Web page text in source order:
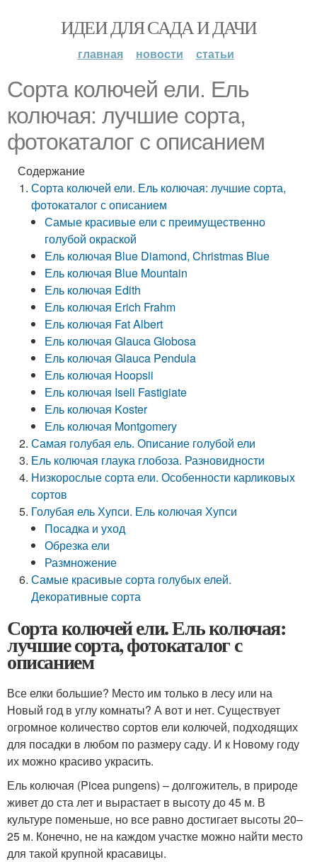
ИДЕИ ДЛЯ САДА И ДАЧИ
главная новости статьи
Сорта колючей ели. Ель
колючая: лучшие сорта,
фотокаталог с описанием
Содержание
Сорта колючей ели. Ель колючая: лучшие сорта,
фотокаталог с описанием
Самые красивые ели с преимущественно
голубой окраской
Ель колючая Blue Diamond, Christmas Blue
Ель колючая Blue Mountain
Ель колючая Edith
Ель колючая Erich Frahm
Ель колючая Fat Albert
Ель колючая Glauca Globosa
Ель колючая Glauca Pendula
Ель колючая Hoopsii
Ель колючая Iseli Fastigiate
Ель колючая Koster
Ель колючая Montgomery
Самая голубая ель. Описание голубой ели
Ель колючая глаука глобоза. Разновидности
Низкорослые сорта ели. Особенности карликовых
сортов
Голубая ель Хупси. Ель колючая Хупси
Посадка и уход
Обрезка ели
Размножение
Самые красивые сорта голубых елей.
Декоративные сорта
Сорта колючей ели. Ель колючая:
лучшие сорта, фотокаталог с
описанием
Все елки большие? Место им только в лесу или на
Новый год в углу комнаты? А вот и нет. Существует
огромное количество сортов ели колючей, подходящих
для посадки в любом по размеру саду. И к Новому году
их можно красиво украсить.
Ель колючая (Picea pungens) – долгожитель, в природе
живет до ста лет и вырастает в высоту до 45 м. В
культуре поменьше, но все равно достигает высоты 20–
25 м. Конечно, не на каждом участке можно найти место
для такой крупной красавицы.